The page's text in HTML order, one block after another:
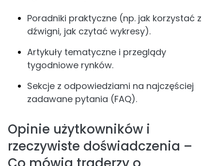
Poradniki praktyczne (np. jak korzystać z
dźwigni, jak czytać wykresy).
Artykuły tematyczne i przeglądy
tygodniowe rynków.
Sekcje z odpowiedziami na najczęściej
zadawane pytania (FAQ).
Opinie użytkowników i
rzeczywiste doświadczenia –